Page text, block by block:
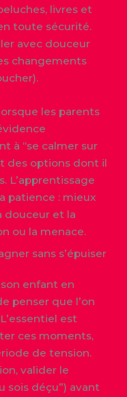
livres et
toute sécurité.
avec douceur
changements
les parents
à “se calmer sur
des options dont il
L’apprentissage
patience : mieux
douceur et la
ou la menace.
sans s’épuiser
enfant en
penser que l’on
est
ces moments,
de tension.
valider le
sois déçu”) avant